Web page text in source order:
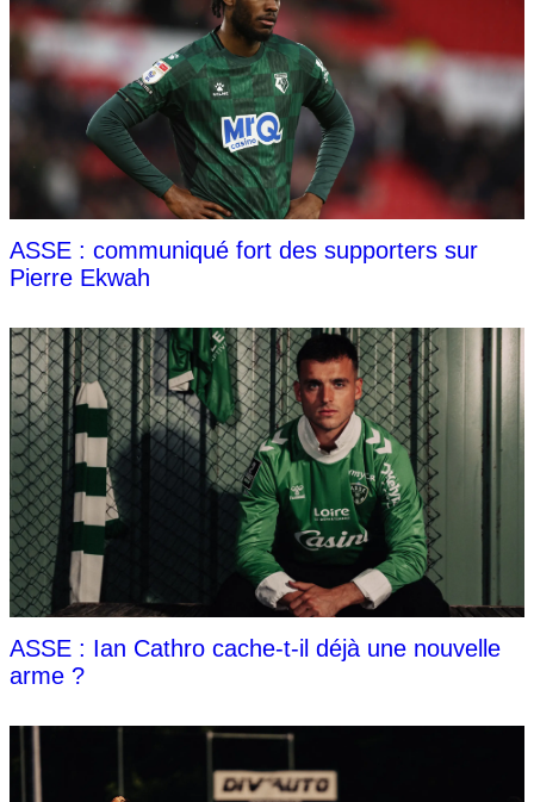
ASSE : communiqué fort des supporters sur
Pierre Ekwah
ASSE : Ian Cathro cache-t-il déjà une nouvelle
arme ?